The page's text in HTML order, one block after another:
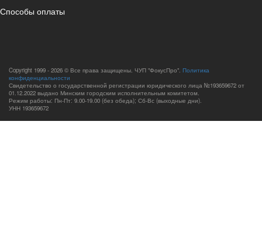
Способы оплаты
Copyright 1999 - 2026 © Все права защищены. ЧУП "ФокусПро". Политика
конфиденциальности
Свидетельство о государственной регистрации юридического лица №193659672 от
01.12.2022 выдано Минским городским исполнительным комитетом.
Режим работы: Пн-Пт: 9.00-19.00 (без обеда); Сб-Вс (выходные дни).
УНН 193659672